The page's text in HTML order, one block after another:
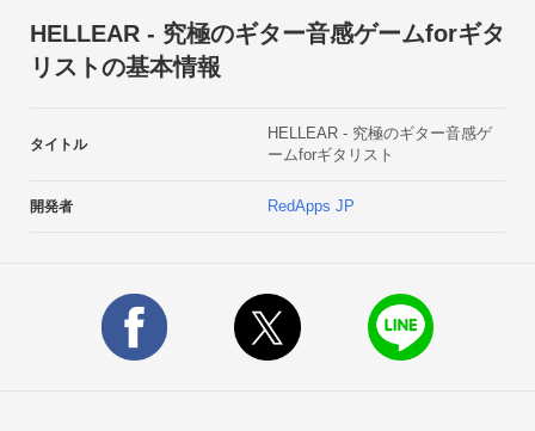
フレーズを順にクリアしていくライフ制ステージモード。
ミスタップをするとライフが減少。
まずは&quot;EASY&quot; &quot;NORMAL&quot;
&quot;HARD&quot;の3レベルにチャレンジ！
全てのレベルで6ステージ目に到達すると、究極レベルの
コンボを繋いで高得点を目指そう！
スコアランキング搭載で、世界中のユーザーとスコアを競う事
HELLEAR - 究極のギター音感ゲームforギタ
リストの基本情報
タイトル
HELLEAR - 究極のギター音感ゲ
ームforギタリスト
開発者 RedApps JP